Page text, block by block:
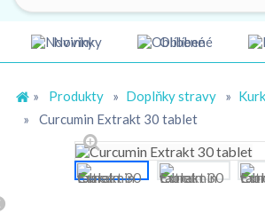
Novinky Oblíbené
» Produkty » Doplňky stravy »
»
Curcumin Extrakt 30 tablet